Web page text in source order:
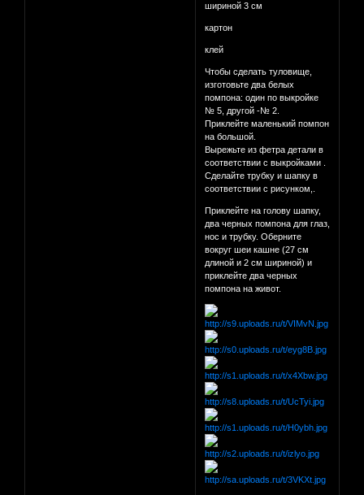
шириной 3 см
картон
клей
Чтобы сделать туловище,
изготовьте два белых
помпона: один по выкройке
№ 5, другой -№ 2.
Приклейте маленький помпон
на большой.
Вырежьте из фетра детали в
соответствии с выкройками .
Сделайте трубку и шапку в
соответствии с рисунком,.
Приклейте на голову шапку,
два черных помпона для глаз,
нос и трубку. Оберните
вокруг шеи кашне (27 см
длиной и 2 см шириной) и
приклейте два черных
помпона на живот.